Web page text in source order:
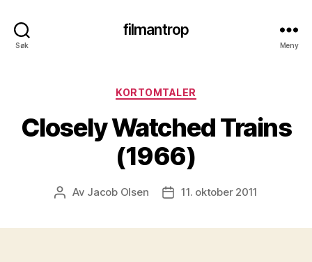
Søk
filmantrop
Meny
Kategorier
KORTOMTALER
Closely Watched Trains
(1966)
Innleggsforfatter
Av Jacob Olsen Publiseringsdato
11. oktober 2011